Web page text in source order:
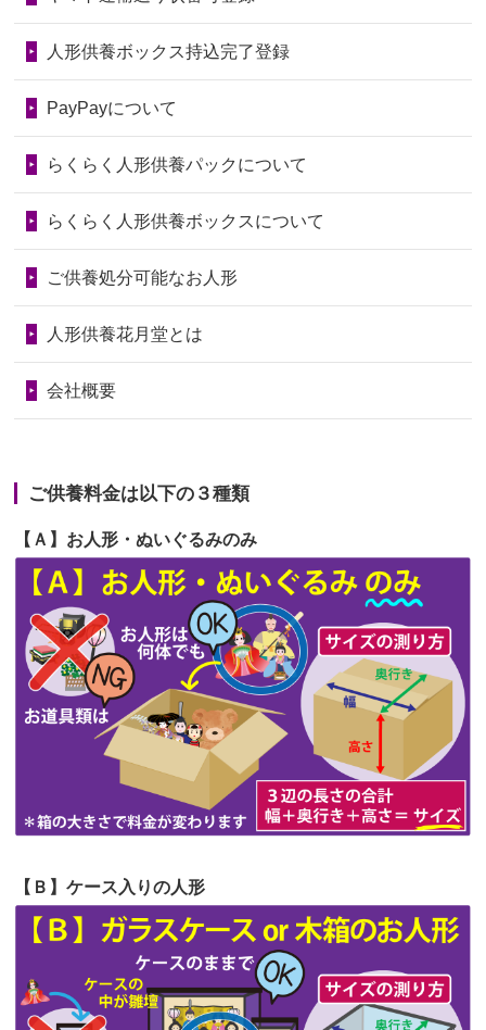
2026/06/28きちんと供養していただけると思った
ので、お願...
いたことが...
2026/06/28老後のことを考え体力のあるうちに身
2026/06/28人形たちに これまで本当にありがとう
天...
2026/06/24今は亡き両親が孫（私の子供）の初節
句に贈って...
が伸びた時...
2026/06/22
娘の初めてのひな祭りにあわせて、娘
の祖父母か...
2026/06/20
雛人形をお道具も含め一式で引き取っ
てくださる...
2024/01/04ガラスケースは外しても良いですか？
第75回人形供養祭令和7年1月17日(金)
第73回人形供養祭令和6年10月17日(木)
第71回人形供養祭令和6年8月1日(木)
第70回人形供養祭令和6年6月21日(金)
第68回人形供養祭令和6年3月22日(金)
第65回人形供養祭令和5年11月09日(木)
第64回人形供養祭令和5年9月21日(木)
第63回人形供養祭 令和5年8月1日(火)
第62回人形供養祭令和5年6月21日(水)
第61回人形供養祭 令和5年5月19日(金)
第60回人形供養祭令和5年3月28日(火)
第59回人形供養祭 令和5年2月10日(金)
第58回人形供養祭令和5年12月21日(水)
第56回人形供養祭 令和4年10月19日(水)
第55回人形供養祭令和4年9月8日(木)
第54回人形供養祭令和4年8月1日(月)
人形供養ボックス持込完了登録
PayPayについて
らくらく人形供養パックについて
らくらく人形供養ボックスについて
ご供養処分可能なお人形
人形供養花月堂とは
会社概要
ご供養料金は以下の３種類
【Ａ】お人形・ぬいぐるみのみ
【Ｂ】ケース入りの人形